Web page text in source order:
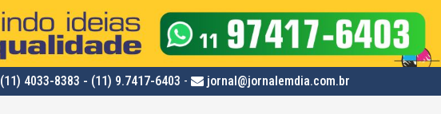
(11) 4033-8383 - (11) 9.7417-6403 - jornal@jornalemdia.com.br